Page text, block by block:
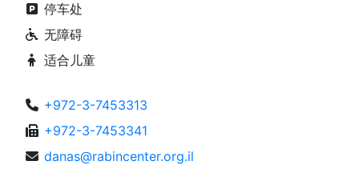
停车处
无障碍
适合儿童
+972-3-7453313
+972-3-7453341
danas@rabincenter.org.il